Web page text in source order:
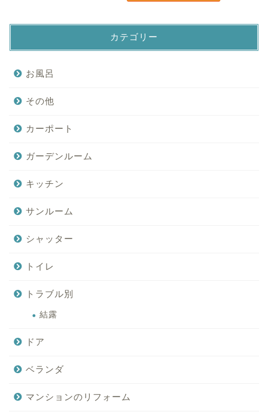
カテゴリー
お風呂
その他
カーポート
ガーデンルーム
キッチン
サンルーム
シャッター
トイレ
トラブル別
結露
ドア
ベランダ
マンションのリフォーム